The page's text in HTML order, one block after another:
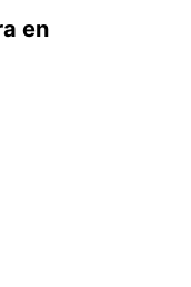
en